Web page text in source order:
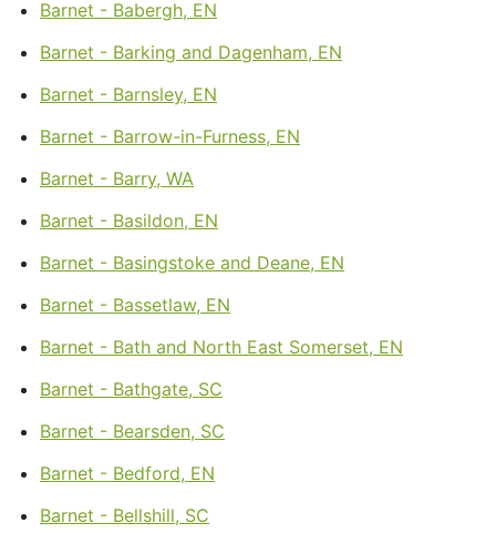
Barnet - Babergh, EN
Barnet - Barking and Dagenham, EN
Barnet - Barnsley, EN
Barnet - Barrow-in-Furness, EN
Barnet - Barry, WA
Barnet - Basildon, EN
Barnet - Basingstoke and Deane, EN
Barnet - Bassetlaw, EN
Barnet - Bath and North East Somerset, EN
Barnet - Bathgate, SC
Barnet - Bearsden, SC
Barnet - Bedford, EN
Barnet - Bellshill, SC